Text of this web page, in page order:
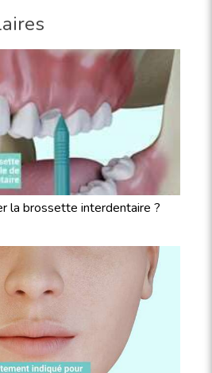
la brossette interdentaire ?